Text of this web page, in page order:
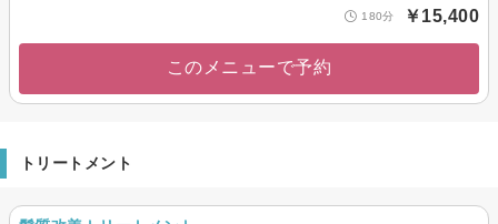
180分 ￥15,400
このメニューで予約
トリートメント